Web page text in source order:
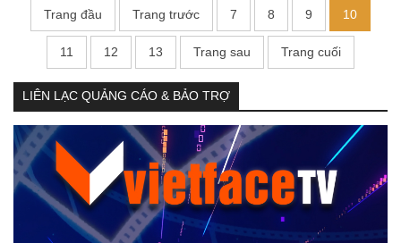
Trang đầu Trang trước 7 8 9 10
11 12 13 Trang sau Trang cuối
LIÊN LẠC QUẢNG CÁO & BẢO TRỢ